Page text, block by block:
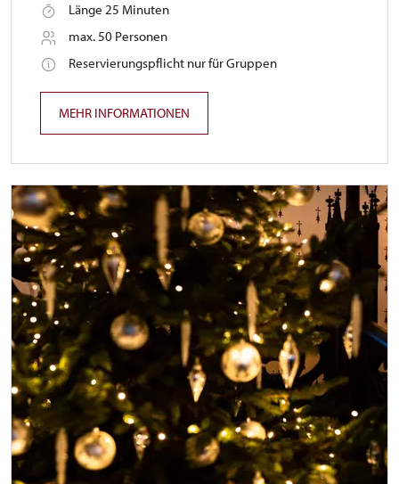
Länge 25 Minuten
max. 50 Personen
Reservierungspflicht nur für Gruppen
MEHR INFORMATIONEN